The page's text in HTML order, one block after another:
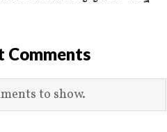
Comments
to show.